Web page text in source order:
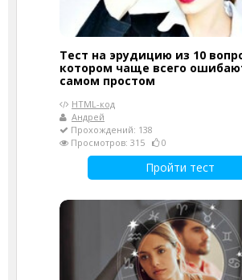
Тест на эрудицию из 10
котором чаще всего
самом простом
HTML-код
Андрей
Прохождений: 138
Просмотров: 315
0
Пройти тест